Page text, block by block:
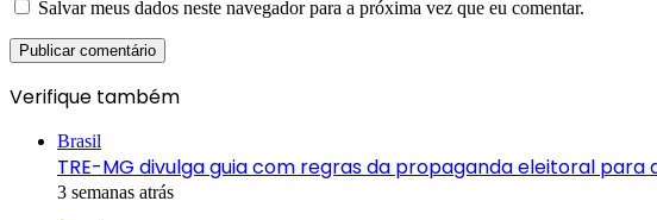
Salvar meus dados neste navegador para a próxima vez que eu comentar.
Verifique também
Brasil
TRE-MG divulga guia com regras da propaganda eleitoral para
3 semanas atrás